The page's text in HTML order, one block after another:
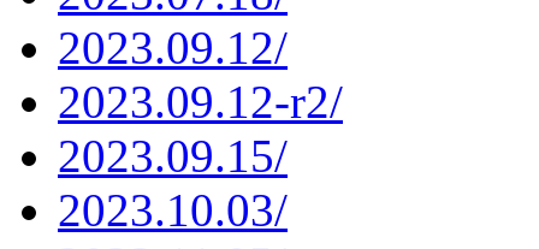
2023.09.12/
2023.09.12-r2/
2023.09.15/
2023.10.03/